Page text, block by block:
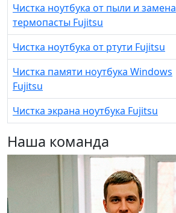
Чистка ноутбука от пыли и замена
термопасты Fujitsu
Чистка ноутбука от ртути Fujitsu
Чистка памяти ноутбука Windows
Fujitsu
Чистка экрана ноутбука Fujitsu
Наша команда